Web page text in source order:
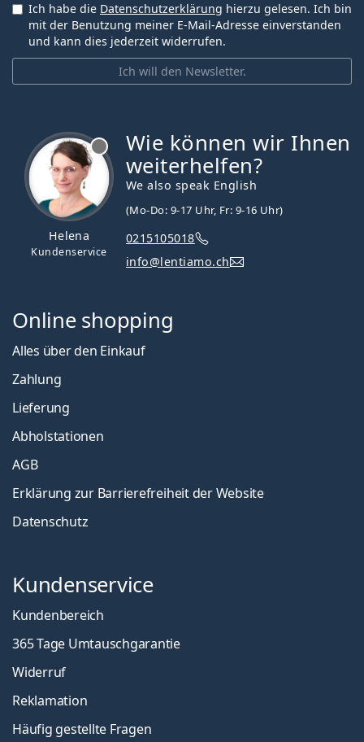
Ich will den Newsletter.
Ich habe die Datenschutzerklärung hierzu gelesen. Ich bin
mit der Benutzung meiner E-Mail-Adresse einverstanden
und kann dies jederzeit widerrufen.
Helena
Kundenservice
Wie können wir Ihnen
weiterhelfen?
We also speak English
(Mo-Do: 9-17 Uhr, Fr: 9-16 Uhr)
0215105018
info@lentiamo.ch
Online shopping
Alles über den Einkauf
Zahlung
Lieferung
Abholstationen
AGB
Erklärung zur Barrierefreiheit der Website
Datenschutz
Kundenservice
Kundenbereich
365 Tage Umtauschgarantie
Widerruf
Reklamation
Häufig gestellte Fragen